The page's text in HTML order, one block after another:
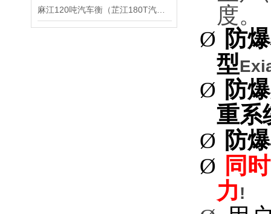
度。
Ø 防
型
Ø 防
重系
Ø 防
Ø 同
力!